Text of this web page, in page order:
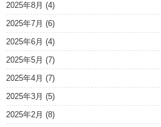
2025年8月 (4)
2025年7月 (6)
2025年6月 (4)
2025年5月 (7)
2025年4月 (7)
2025年3月 (5)
2025年2月 (8)